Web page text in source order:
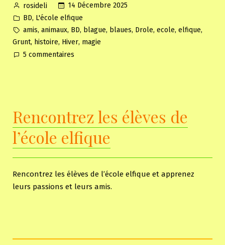
Posted
by
rosideli
14 Décembre 2025
Posted
in
BD, L'école elfique
Tags:
amis, animaux, BD, blague, blaues, Drole, ecole, elfique,
Grunt, histoire, Hiver, magie
5 commentaires
Rencontrez les élèves de
l’école elfique
Rencontrez les élèves de l’école elfique et apprenez
leurs passions et leurs amis.